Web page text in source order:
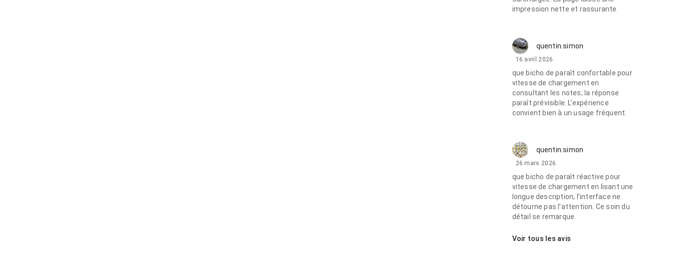
impression nette et rassurante.
quentin.simon
16 avril 2026
que bicho de paraît confortable pour
vitesse de chargement en
consultant les notes; la réponse
paraît prévisible. L’expérience
convient bien à un usage fréquent.
quentin.simon
26 mars 2026
que bicho de paraît réactive pour
vitesse de chargement en lisant une
longue description; l’interface ne
détourne pas l’attention. Ce soin du
détail se remarque.
Voir tous les avis